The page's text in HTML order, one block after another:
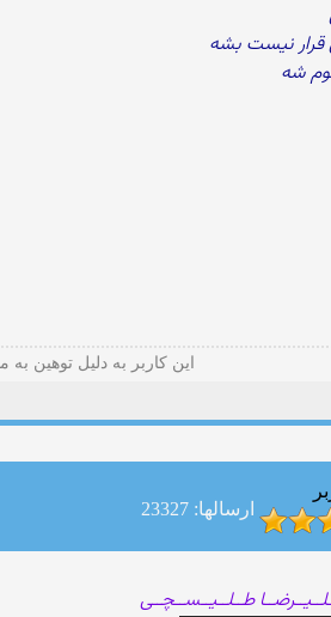
نیست بشه
شه
این کاربر به دلیل توهین
ارسالها: 23327
طــلــیــســچــی